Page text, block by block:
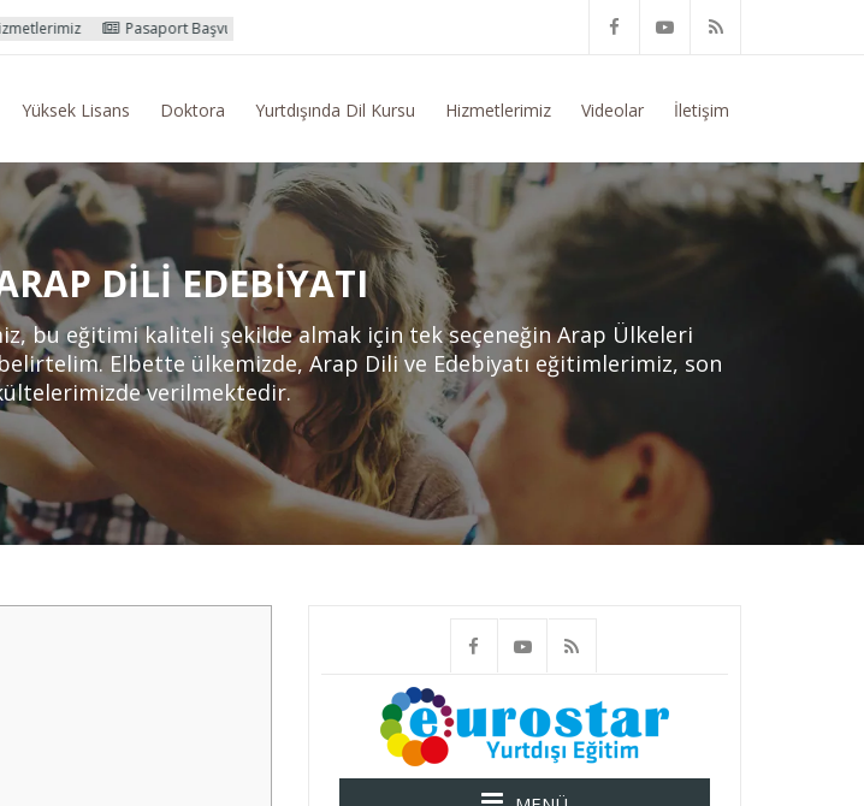
Pasaport Başvuru İşlemleri
Yüksek Lisans Doktora Yurtdışında Dil Kursu Hizmetlerimiz Videolar İletişim
DILI EDEBIYATI
bu eğitimi kaliteli şekilde almak için tek seçeneğin Arap Ülkeleri
Elbette ülkemizde, Arap Dili ve Edebiyatı eğitimlerimiz, son
verilmektedir.